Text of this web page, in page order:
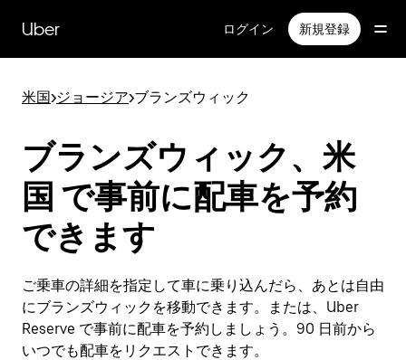
Uber ログイン 新規登録
米国>ジョージア>ブランズウィック
ブランズウィック、米
国 で事前に配車を予約
できます
ご乗車の詳細を指定して車に乗り込んだら、あとは自由
にブランズウィックを移動できます。または、Uber
Reserve で事前に配車を予約しましょう。90 日前から
いつでも配車をリクエストできます。